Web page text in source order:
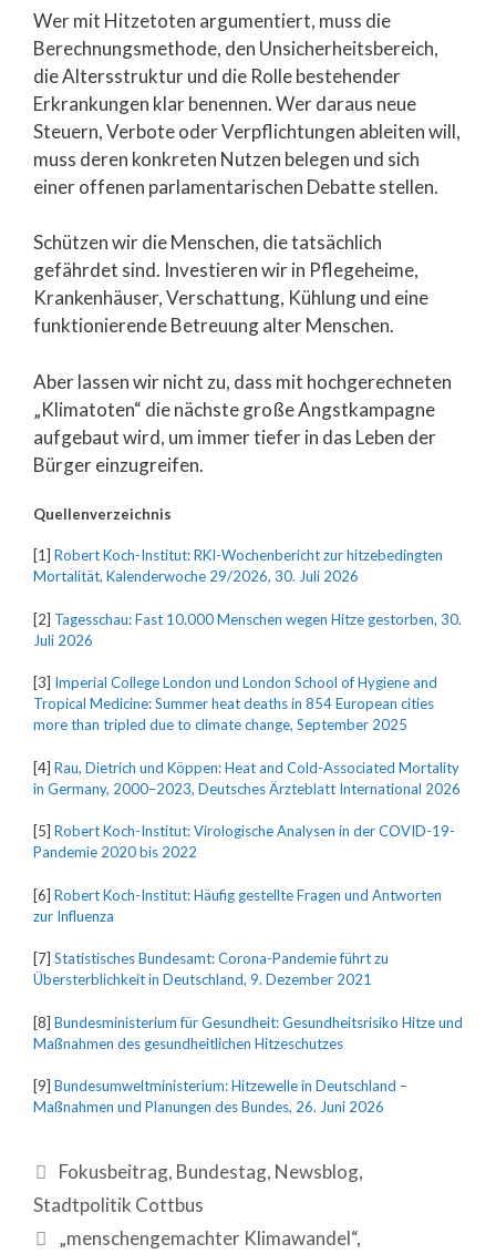
Wer mit Hitzetoten argumentiert, muss die
Berechnungsmethode, den Unsicherheitsbereich,
die Altersstruktur und die Rolle bestehender
Erkrankungen klar benennen. Wer daraus neue
Steuern, Verbote oder Verpflichtungen ableiten will,
muss deren konkreten Nutzen belegen und sich
einer offenen parlamentarischen Debatte stellen.
Schützen wir die Menschen, die tatsächlich
gefährdet sind. Investieren wir in Pflegeheime,
Krankenhäuser, Verschattung, Kühlung und eine
funktionierende Betreuung alter Menschen.
Aber lassen wir nicht zu, dass mit hochgerechneten
„Klimatoten“ die nächste große Angstkampagne
aufgebaut wird, um immer tiefer in das Leben der
Bürger einzugreifen.
Quellenverzeichnis
[1] Robert Koch-Institut: RKI-Wochenbericht zur hitzebedingten
Mortalität, Kalenderwoche 29/2026, 30. Juli 2026
[2] Tagesschau: Fast 10.000 Menschen wegen Hitze gestorben, 30.
Juli 2026
[3] Imperial College London und London School of Hygiene and
Tropical Medicine: Summer heat deaths in 854 European cities
more than tripled due to climate change, September 2025
[4] Rau, Dietrich und Köppen: Heat and Cold-Associated Mortality
in Germany, 2000–2023, Deutsches Ärzteblatt International 2026
[5] Robert Koch-Institut: Virologische Analysen in der COVID-19-
Pandemie 2020 bis 2022
[6] Robert Koch-Institut: Häufig gestellte Fragen und Antworten
zur Influenza
[7] Statistisches Bundesamt: Corona-Pandemie führt zu
Übersterblichkeit in Deutschland, 9. Dezember 2021
[8] Bundesministerium für Gesundheit: Gesundheitsrisiko Hitze und
Maßnahmen des gesundheitlichen Hitzeschutzes
[9] Bundesumweltministerium: Hitzewelle in Deutschland –
Maßnahmen und Planungen des Bundes, 26. Juni 2026
Fokusbeitrag, Bundestag, Newsblog,
Stadtpolitik Cottbus
„menschengemachter Klimawandel“,